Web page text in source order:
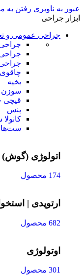
عبور به ناوبری رفتن به
ابزار جراحی
جراحی عمومی و
بخیه
سوزن‌
قیچی‌
پنس
اتولوژی (گوش)
174 محصول
ارتوپدی |
682 محصول
اوتولوژی
301 محصول